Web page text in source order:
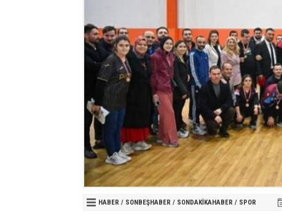
HABER / SONBEŞHABER / SONDAKIKAHABER / SPOR